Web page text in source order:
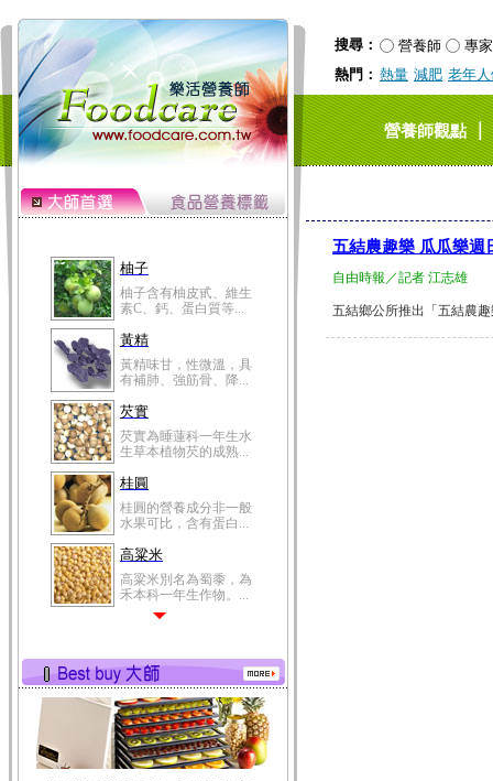
搜尋： 營養師
專家
熱門： 熱量 減肥 老年
營養師觀點｜
柚子
柚子含有柚皮甙、維生
素C、鈣、蛋白質等...
黃精
黃精味甘，性微溫，具
有補肺、強筋骨、降...
芡實
芡實為睡蓮科一年生水
生草本植物芡的成熟...
桂圓
桂圓的營養成分非一般
水果可比，含有蛋白...
高粱米
高粱米別名為蜀黍，為
禾本科一年生作物。...
有蛋白質、脂肪、磷...
鮪魚
鮪魚肚肉中的不飽和脂
肪酸內富含EPA和DH...
韭菜
五結農趣樂 瓜瓜樂週
自由時報／記者 江志雄
五結鄉公所推出「五結農